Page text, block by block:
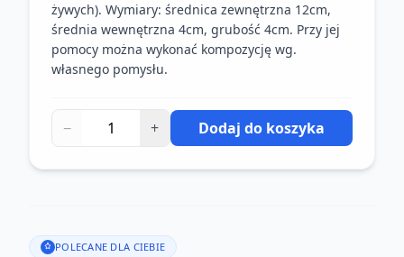
żywych). Wymiary: średnica zewnętrzna 12cm,
średnia wewnętrzna 4cm, grubość 4cm. Przy jej
pomocy można wykonać kompozycję wg.
własnego pomysłu.
− + Dodaj do koszyka
POLECANE DLA CIEBIE